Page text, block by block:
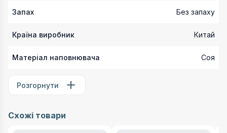
Запах Без запаху
Країна виробник Китай
Матеріал наповнювача Соя
Розгорнути
Схожі товари